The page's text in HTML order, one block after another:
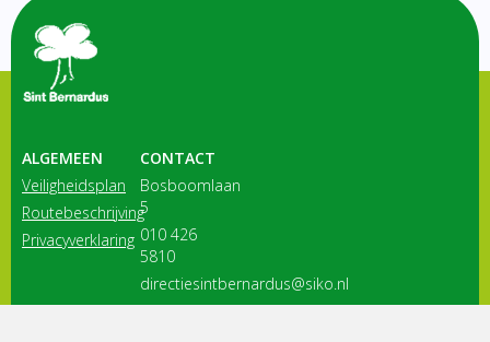
ALGEMEEN
Veiligheidsplan
Routebeschrijving
Privacyverklaring
CONTACT
Bosboomlaan
5
010 426
5810
directiesintbernardus@siko.nl
3116 JB